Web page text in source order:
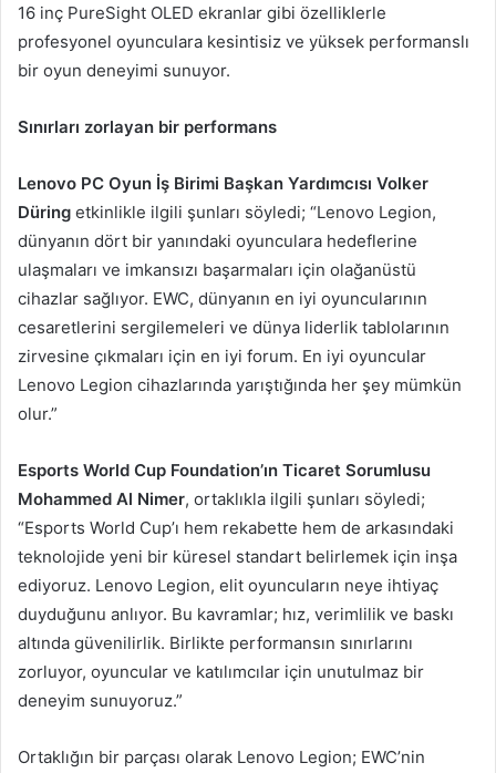
16 inç PureSight OLED ekranlar gibi özelliklerle
profesyonel oyunculara kesintisiz ve yüksek performanslı
bir oyun deneyimi sunuyor.
Sınırları zorlayan bir performans
Lenovo PC Oyun İş Birimi Başkan Yardımcısı Volker
Düring etkinlikle ilgili şunları söyledi; “Lenovo Legion,
dünyanın dört bir yanındaki oyunculara hedeflerine
ulaşmaları ve imkansızı başarmaları için olağanüstü
cihazlar sağlıyor. EWC, dünyanın en iyi oyuncularının
cesaretlerini sergilemeleri ve dünya liderlik tablolarının
zirvesine çıkmaları için en iyi forum. En iyi oyuncular
Lenovo Legion cihazlarında yarıştığında her şey mümkün
olur.”
Esports World Cup Foundation’ın Ticaret Sorumlusu
Mohammed Al Nimer, ortaklıkla ilgili şunları söyledi;
“Esports World Cup’ı hem rekabette hem de arkasındaki
teknolojide yeni bir küresel standart belirlemek için inşa
ediyoruz. Lenovo Legion, elit oyuncuların neye ihtiyaç
duyduğunu anlıyor. Bu kavramlar; hız, verimlilik ve baskı
altında güvenilirlik. Birlikte performansın sınırlarını
zorluyor, oyuncular ve katılımcılar için unutulmaz bir
deneyim sunuyoruz.”
Ortaklığın bir parçası olarak Lenovo Legion; EWC’nin